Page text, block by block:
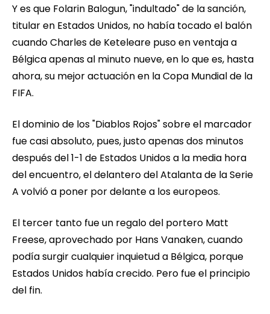
Y es que Folarin Balogun, "indultado" de la sanción,
titular en Estados Unidos, no había tocado el balón
cuando Charles de Keteleare puso en ventaja a
Bélgica apenas al minuto nueve, en lo que es, hasta
ahora, su mejor actuación en la Copa Mundial de la
FIFA.
El dominio de los "Diablos Rojos" sobre el marcador
fue casi absoluto, pues, justo apenas dos minutos
después del 1-1 de Estados Unidos a la media hora
del encuentro, el delantero del Atalanta de la Serie
A volvió a poner por delante a los europeos.
El tercer tanto fue un regalo del portero Matt
Freese, aprovechado por Hans Vanaken, cuando
podía surgir cualquier inquietud a Bélgica, porque
Estados Unidos había crecido. Pero fue el principio
del fin.